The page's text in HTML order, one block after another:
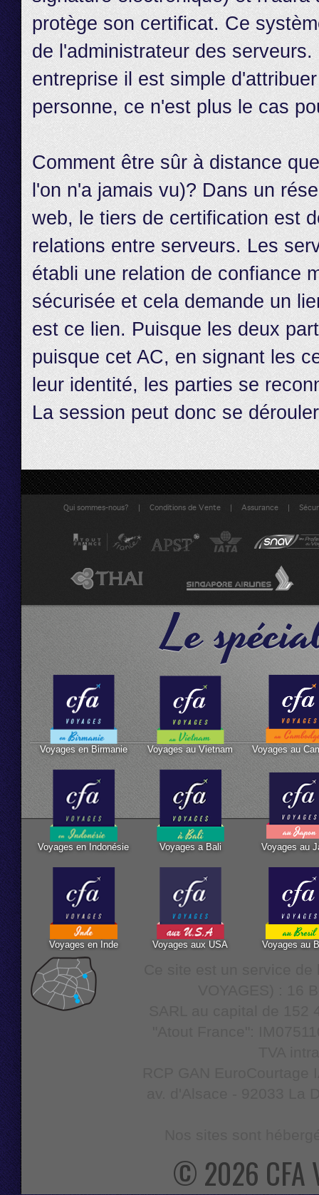
protège son certificat. Ce
de l'administrateur des
entreprise il est simple
personne, ce n'est plus le cas
Comment être sûr à distance
l'on n'a jamais vu)? Dans un
web, le tiers de certification est
relations entre serveurs. Les
établi une relation de confiance
sécurisée et cela demande un
est ce lien. Puisque les deux
puisque cet AC, en signant les
leur identité, les parties se
La session peut donc se
Qui sommes-nous? | Conditions de Vente | Assurance |
Le
Voyages en Birmanie Voyages au Vietnam Voyages au
Voyages en Indonésie Voyages a Bali Voyages au
Voyages en Inde Voyages aux USA Voyages au
© 2026 CFA